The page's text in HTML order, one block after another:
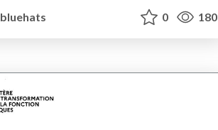
bluehats
0 180